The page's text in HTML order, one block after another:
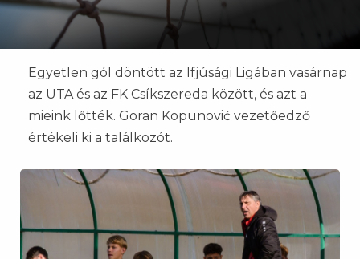
Egyetlen gól döntött az Ifjúsági Ligában vasárnap
az UTA és az FK Csíkszereda között, és azt a
mieink lőtték. Goran Kopunović vezetőedző
értékeli ki a találkozót.